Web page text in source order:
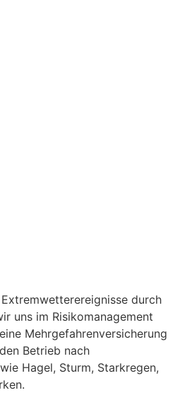
durch
uns im Risikomanagement
Mehrgefahrenversicherung
Betrieb nach
Hagel, Sturm, Starkregen,